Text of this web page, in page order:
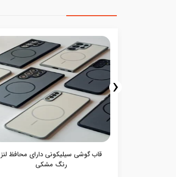
قاب گوشی سیلیکونی دارای محافظ لنز
رنگ مشکی
‹